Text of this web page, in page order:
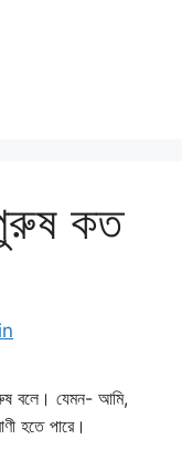
কত
বলে। যেমন- আমি,
হতে পারে।